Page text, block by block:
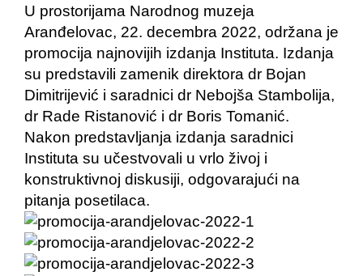
U prostorijama Narodnog muzeja
Aranđelovac, 22. decembra 2022, održana je
promocija najnovijih izdanja Instituta. Izdanja
su predstavili zamenik direktora dr Bojan
Dimitrijević i saradnici dr Nebojša Stambolija,
dr Rade Ristanović i dr Boris Tomanić.
Nakon predstavljanja izdanja saradnici
Instituta su učestvovali u vrlo živoj i
konstruktivnoj diskusiji, odgovarajući na
pitanja posetilaca.